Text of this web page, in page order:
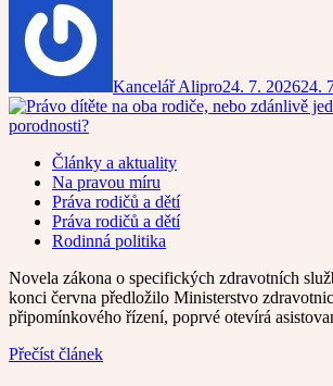
Kancelář Alipro24. 7. 202624.
Články a aktuality
Na pravou míru
Práva rodičů a dětí
Práva rodičů a dětí
Rodinná politika
Novela zákona o specifických zdravotních
konci června předložilo Ministerstvo
připomínkového řízení, poprvé otevírá
Přečíst článek